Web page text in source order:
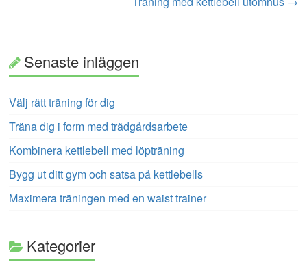
Senaste inläggen
Välj rätt träning för dig
Träna dig i form med trädgårdsarbete
Kombinera kettlebell med löpträning
Bygg ut ditt gym och satsa på kettlebells
Maximera träningen med en waist trainer
Kategorier